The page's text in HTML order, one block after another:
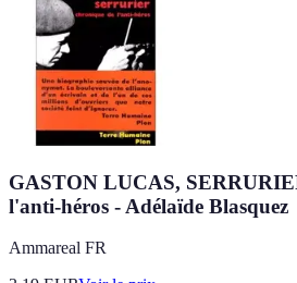
GASTON LUCAS,
l'anti-héros - Adélaïde Blasquez
Ammareal FR